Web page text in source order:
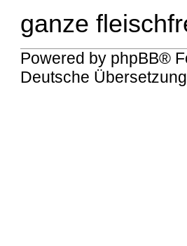
ganze
Powered by phpBB®
Deutsche